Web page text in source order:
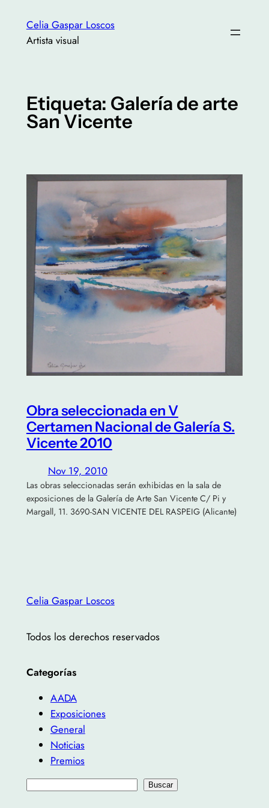
contenido
Celia Gaspar Loscos
Artista visual
Etiqueta: Galería de arte
San Vicente
Obra seleccionada en V
Certamen Nacional de Galería S.
Vicente 2010
Nov 19, 2010
Las obras seleccionadas serán exhibidas en la sala de
exposiciones de la Galería de Arte San Vicente C/ Pi y
Margall, 11. 3690-SAN VICENTE DEL RASPEIG (Alicante)
Celia Gaspar Loscos
Todos los derechos reservados
Categorías
AADA
Exposiciones
General
Noticias
Premios
Buscar